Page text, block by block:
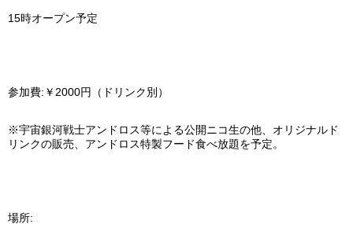
15時オープン予定
参加費: ￥2000円（ドリンク別）
※宇宙銀河戦士アンドロス等による公開ニコ生の他、オリジナルド
リンクの販売、アンドロス特製フード食べ放題を予定。
場所: